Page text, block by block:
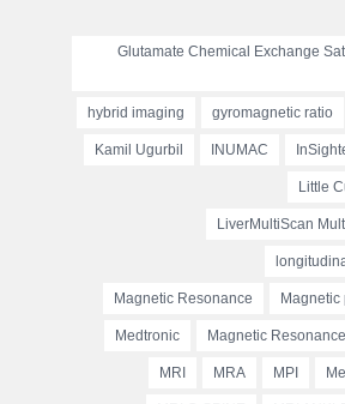
Glutamate Chemical Exchange
gyromagnetic ratio
hybrid imaging
INUMAC
Kamil Ugurbil
Little
LiverMultiScan
Magnetic
Magnetic Resonance
Magnetic
Medtronic
MPI
MRA
MRI